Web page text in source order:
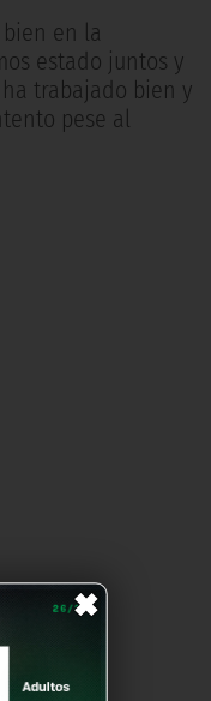
×
en la
estado juntos y
trabajado bien y
pese al